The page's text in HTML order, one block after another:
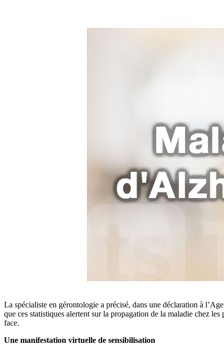
La spécialiste en gérontologie a précisé, dans une déclaration à
que ces statistiques alertent sur la propagation de la maladie chez
face.
Une manifestation virtuelle de sensibilisation